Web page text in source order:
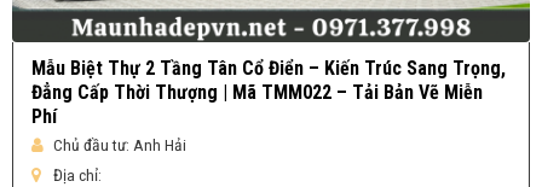
Mẫu Biệt Thự 2 Tầng Tân Cổ Điển – Kiến Trúc Sang Trọng,
Đẳng Cấp Thời Thượng | Mã TMM022 – Tải Bản Vẽ Miễn
Phí
Chủ đầu tư: Anh Hải
Địa chỉ: